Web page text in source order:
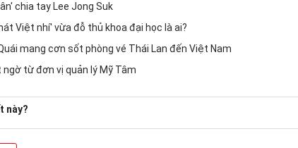
chia tay Lee Jong Suk
Việt nhí' vừa đỗ thủ khoa đại học là ai?
mang cơn sốt phòng vé Thái Lan đến Việt Nam
ngờ từ đơn vị quản lý Mỹ Tâm
này?